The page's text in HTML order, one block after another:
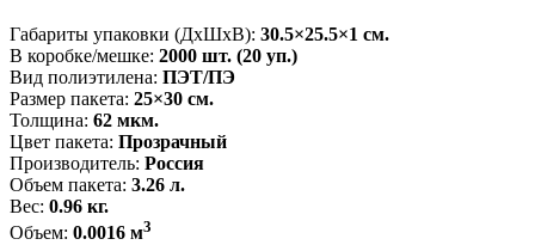
Габариты упаковки (ДxШxВ): 30.5×25.5×1 см.
В коробке/мешке: 2000 шт. (20 уп.)
Вид полиэтилена: ПЭТ/ПЭ
Размер пакета: 25×30 см.
Толщина: 62 мкм.
Цвет пакета: Прозрачный
Производитель: Россия
Объем пакета: 3.26 л.
Вес: 0.96 кг.
Объем: 0.0016 м3